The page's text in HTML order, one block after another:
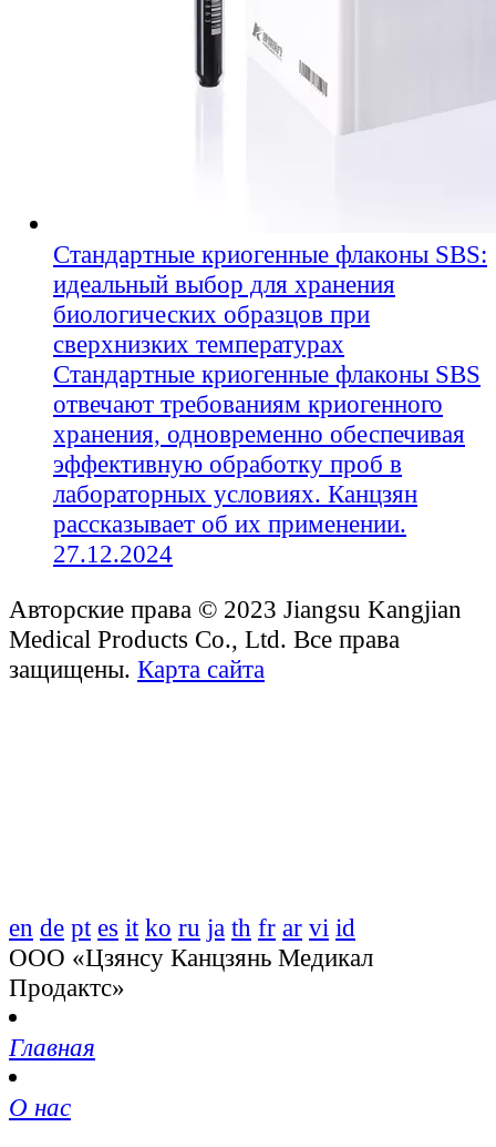
Стандартные криогенные флаконы SBS:
идеальный выбор для хранения
биологических образцов при
сверхнизких температурах
Стандартные криогенные флаконы SBS
отвечают требованиям криогенного
хранения, одновременно обеспечивая
эффективную обработку проб в
лабораторных условиях. Канцзян
рассказывает об их применении.
27.12.2024
Авторские права © 2023 Jiangsu Kangjian
Medical Products Co., Ltd. Все права
защищены. Карта сайта
en de pt es it ko ru ja th fr ar vi id
ООО «Цзянсу Канцзянь Медикал
Продактс»
Главная
О нас